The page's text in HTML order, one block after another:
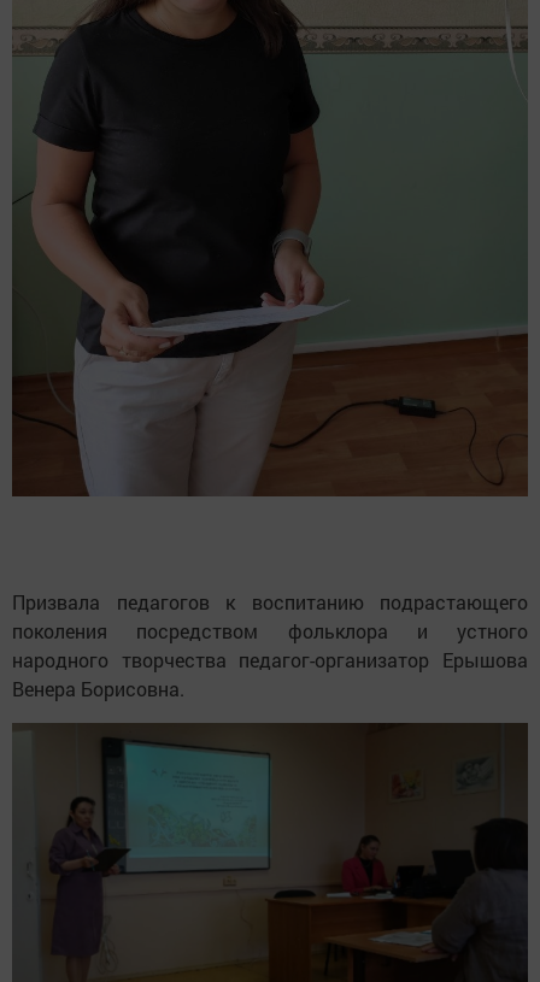
Призвала педагогов к воспитанию подрастающего
поколения посредством фольклора и устного
народного творчества педагог-организатор Ерышова
Венера Борисовна.